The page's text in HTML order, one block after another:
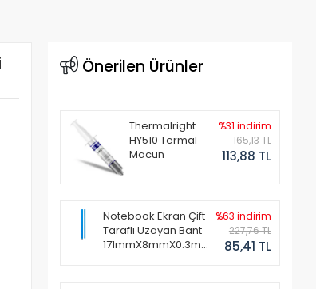
Önerilen Ürünler
Thermalright
HY510 Termal
Macun
%31 indirim
165,13 TL
113,88 TL
Notebook Ekran Çift
Taraflı Uzayan Bant
171mmX8mmX0.3mm
%63 indirim
227,76 TL
85,41 TL